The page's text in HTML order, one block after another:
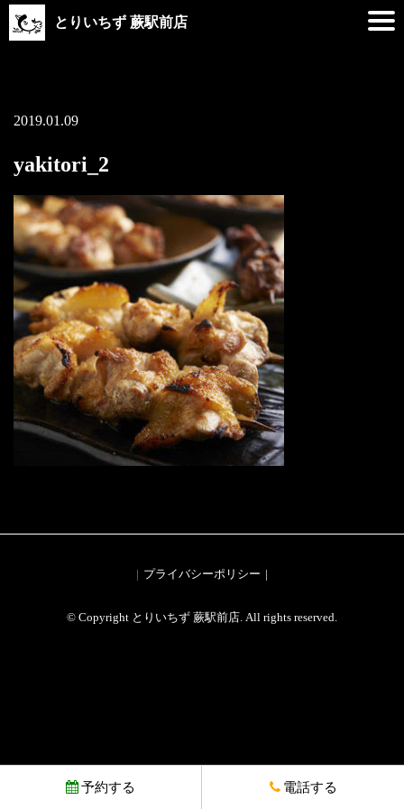
とりいちず 蕨駅前店
2019.01.09
yakitori_2
プライバシーポリシー
© Copyright とりいちず 蕨駅前店. All rights reserved.
予約する 電話する